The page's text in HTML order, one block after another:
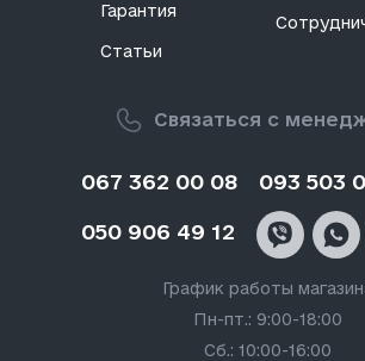
Связаться с
067 362 00 08 093 503
050 906 49 12
График работы
Пн-пт.: 9:00-18:00
Сб.: 10:00-16:00
Гарантия
Статьи